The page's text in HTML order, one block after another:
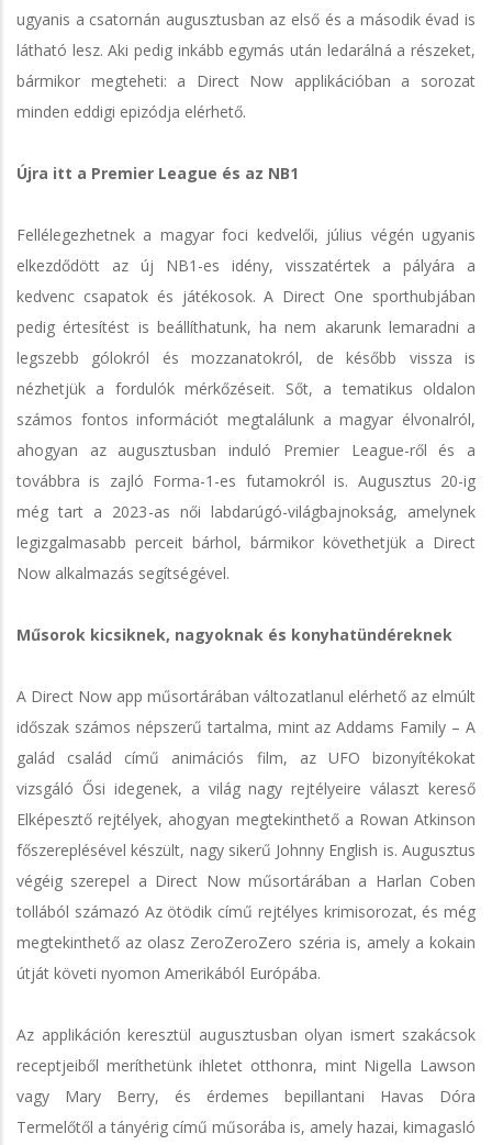
ugyanis a csatornán augusztusban az első és a második évad is
látható lesz. Aki pedig inkább egymás után ledarálná a részeket,
bármikor megteheti: a Direct Now applikációban a sorozat
minden eddigi epizódja elérhető.
Újra itt a Premier League és az NB1
Fellélegezhetnek a magyar foci kedvelői, július végén ugyanis
elkezdődött az új NB1-es idény, visszatértek a pályára a
kedvenc csapatok és játékosok. A Direct One sporthubjában
pedig értesítést is beállíthatunk, ha nem akarunk lemaradni a
legszebb gólokról és mozzanatokról, de később vissza is
nézhetjük a fordulók mérkőzéseit. Sőt, a tematikus oldalon
számos fontos információt megtalálunk a magyar élvonalról,
ahogyan az augusztusban induló Premier League-ről és a
továbbra is zajló Forma-1-es futamokról is. Augusztus 20-ig
még tart a 2023-as női labdarúgó-világbajnokság, amelynek
legizgalmasabb perceit bárhol, bármikor követhetjük a Direct
Now alkalmazás segítségével.
Műsorok kicsiknek, nagyoknak és konyhatündéreknek
A Direct Now app műsortárában változatlanul elérhető az elmúlt
időszak számos népszerű tartalma, mint az Addams Family – A
galád család című animációs film, az UFO bizonyítékokat
vizsgáló Ősi idegenek, a világ nagy rejtélyeire választ kereső
Elképesztő rejtélyek, ahogyan megtekinthető a Rowan Atkinson
főszereplésével készült, nagy sikerű Johnny English is. Augusztus
végéig szerepel a Direct Now műsortárában a Harlan Coben
tollából számazó Az ötödik című rejtélyes krimisorozat, és még
megtekinthető az olasz ZeroZeroZero széria is, amely a kokain
útját követi nyomon Amerikából Európába.
Az applikáción keresztül augusztusban olyan ismert szakácsok
receptjeiből meríthetünk ihletet otthonra, mint Nigella Lawson
vagy Mary Berry, és érdemes bepillantani Havas Dóra
Termelőtől a tányérig című műsorába is, amely hazai, kimagasló